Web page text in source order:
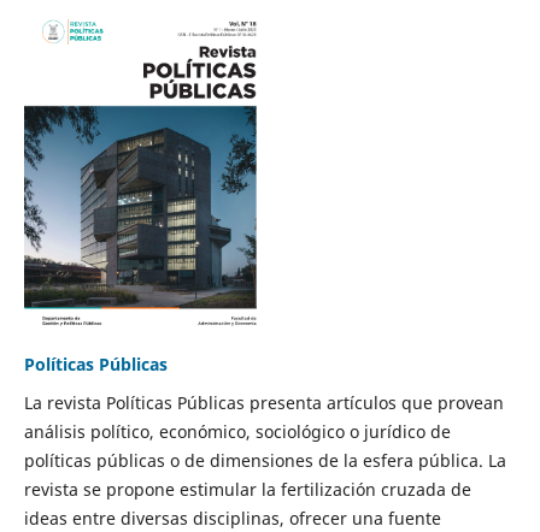
Políticas Públicas
La revista Políticas Públicas presenta artículos que provean
análisis político, económico, sociológico o jurídico de
políticas públicas o de dimensiones de la esfera pública. La
revista se propone estimular la fertilización cruzada de
ideas entre diversas disciplinas, ofrecer una fuente